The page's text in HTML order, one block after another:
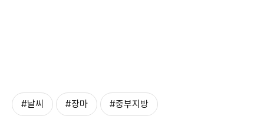
#날씨 #장마 #중부지방